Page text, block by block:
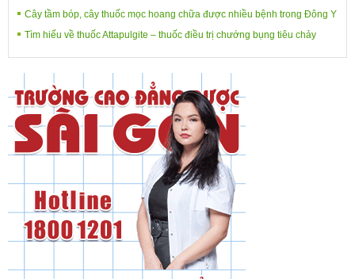
Cây tầm bóp, cây thuốc mọc hoang chữa được nhiều bệnh trong Đông Y
Tìm hiểu về thuốc Attapulgite – thuốc điều trị chướng bụng tiêu chảy